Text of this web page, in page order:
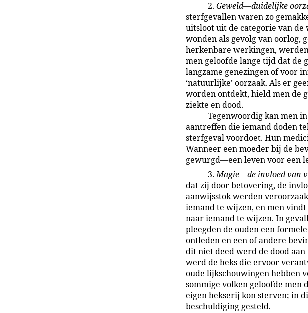
2. Geweld—duidelijke
sterfgevallen waren zo
uitsloot uit de categorie van de
wonden als gevolg van oorlog,
herkenbare werkingen,
men geloofde lange tijd dat de
langzame genezingen of voor
‘natuurlijke’ oorzaak. Als er
worden ontdekt, hield men de
ziekte en dood.
Tegenwoordig kan men
aantreffen die iemand doden
sterfgeval voordoet. Hun
Wanneer een moeder bij de
gewurgd—een leven voor een
3.Magie—de invloed van
dat zij door betovering, de
aanwijsstok werden
iemand te wijzen, en men
naar iemand te wijzen. In
pleegden de ouden een
ontleden en een of andere
dit niet deed werd de dood
werd de heks die ervoor
oude lijkschouwingen hebben
sommige volken geloofde men
eigen hekserij kon sterven; in
beschuldiging gesteld.